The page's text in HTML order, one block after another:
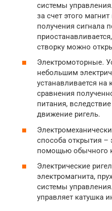
системы
за счет этого
получения сигнала
створку можно
Электромоторные.
небольшим
устанавливается
сравнения
питания,
движение ригель.
способа открытия –
помощью обычного
Электрические
электромагнита,
системы
управляет катушка